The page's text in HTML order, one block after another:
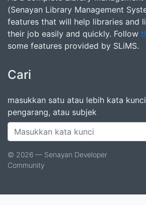
(Senayan Library Management
features that will help libraries and
their job easily and quickly. Follow
some features provided by SLiMS.
Cari
masukkan satu atau lebih kata
pengarang, atau subjek
© 2026 — Senayan Developer
Community